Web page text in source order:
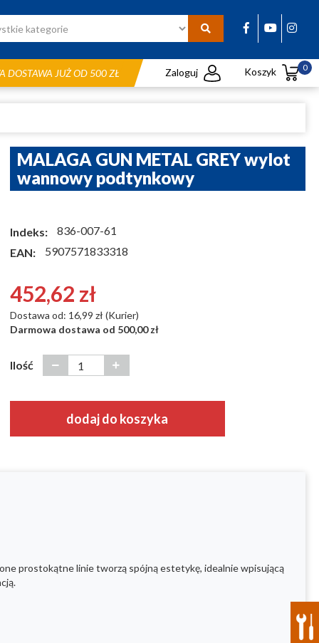
DOSTAWA JUŻ OD 500 ZŁ Zaloguj Koszyk 0
MALAGA GUN METAL GREY wylot
wannowy podtynkowy
Indeks:
836-007-61
EAN:
5907571833318
452,62 zł
Dostawa od: 16,99 zł (Kurier)
Darmowa dostawa od 500,00 zł
Ilość
dodaj do koszyka
prostokątne linie tworzą spójną estetykę, idealnie wpisującą